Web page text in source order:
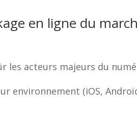
en ligne du
les acteurs majeurs du
environnement (iOS,